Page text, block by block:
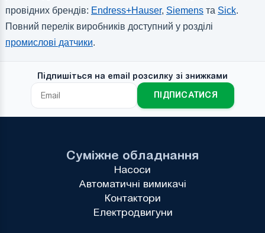
провідних брендів: Endress+Hauser, Siemensта Sick.
Повний перелік виробників доступний у розділі
промислові датчики.
Підпишіться на email розсилку зі знижками
ПІДПИСАТИСЯ
Суміжне обладнання
Насоси
Автоматичні вимикачі
Контактори
Електродвигуни